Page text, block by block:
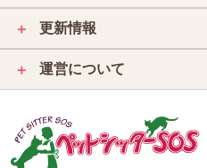
＋ 更新情報
＋ 運営について